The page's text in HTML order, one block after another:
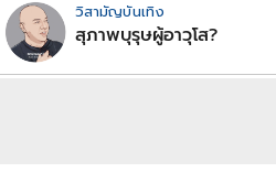
วิสามัญบันเทิง
สุภาพบุรุษผู้อาวุโส?